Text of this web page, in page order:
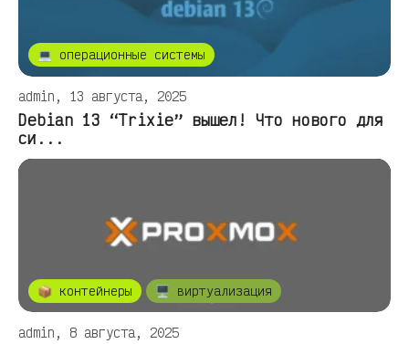
💻 операционные системы
admin, 13 августа, 2025
Debian 13 “Trixie” вышел! Что нового для
си...
📦 контейнеры 🖥️ виртуализация
admin, 8 августа, 2025